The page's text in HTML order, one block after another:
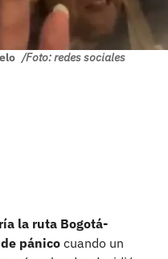
/Foto: redes sociales
la ruta Bogotá-
pánicocuando un